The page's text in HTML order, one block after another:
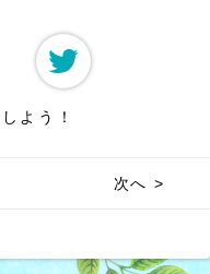
よう！
次へ >